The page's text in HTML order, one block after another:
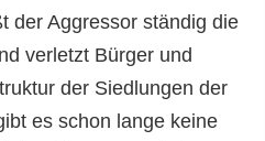
der Aggressor ständig die
verletzt Bürger und
der Siedlungen der
es schon lange keine